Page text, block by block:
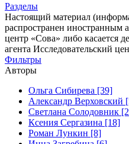
Разделы
Настоящий материал
распространен иностранным
центр «Сова» либо касается
агента Исследовательский
Фильтры
Авторы
Ольга Сибирева [39]
Александр Верховский
Светлана Солодовник
Ксения Сергазина [18]
Роман Лункин [8]